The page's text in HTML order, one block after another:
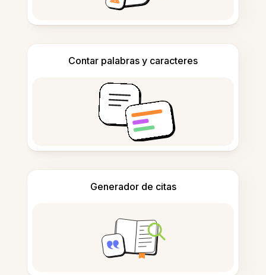
Contar palabras y caracteres
Generador de citas